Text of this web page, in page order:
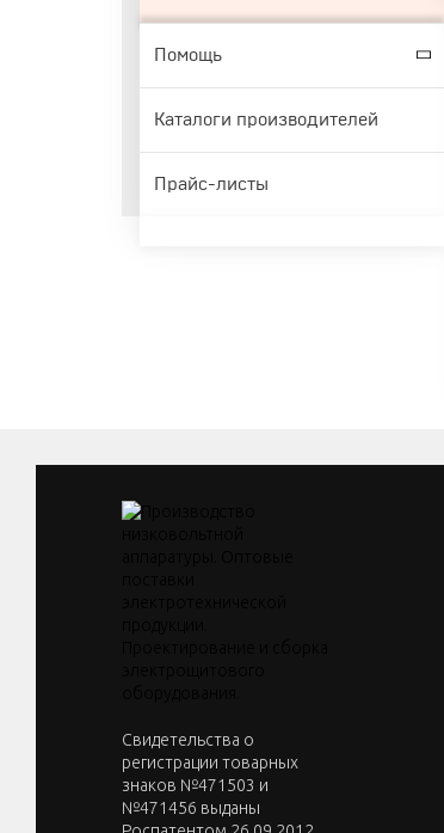
Помощь
Каталоги производителей
Прайс-листы
Cвидетельства о
регистрации товарных
знаков №471503 и
№471456 выданы